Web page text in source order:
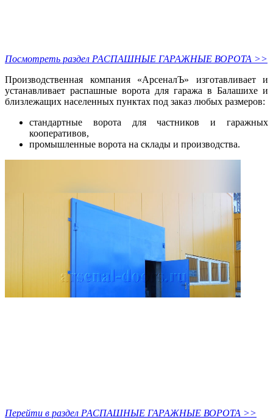
Посмотреть раздел РАСПАШНЫЕ ГАРАЖНЫЕ ВОРОТА >>
Производственная компания «АрсеналЪ» изготавливает и
устанавливает распашные ворота для гаража в Балашихе и
близлежащих населенных пунктах под заказ любых размеров:
стандартные ворота для частников и гаражных
кооперативов,
промышленные ворота на склады и производства.
Перейти в раздел РАСПАШНЫЕ ГАРАЖНЫЕ ВОРОТА >>